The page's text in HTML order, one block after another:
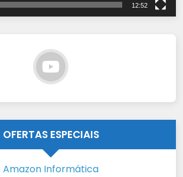
12:52
OFERTAS ESPECIAIS
Amazon Informática